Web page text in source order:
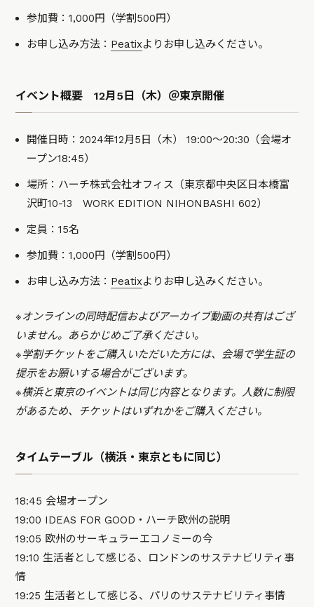
参加費：1,000円（学割500円）
お申し込み方法： Peatixよりお申し込みください。
イベント概要 12月5日（木）＠東京開催
開催日時：2024年12月5日（木） 19:00〜20:30（会場オ
ープン18:45）
場所：ハーチ株式会社オフィス（東京都中央区日本橋富
沢町10-13 WORK EDITION NIHONBASHI 602）
定員：15名
参加費：1,000円（学割500円）
お申し込み方法： Peatixよりお申し込みください。
※オンラインの同時配信およびアーカイブ動画の共有はござ
いません。あらかじめご了承ください。
※学割チケットをご購入いただいた方には、会場で学生証の
提示をお願いする場合がございます。
※横浜と東京のイベントは同じ内容となります。人数に制限
があるため、チケットはいずれかをご購入ください。
タイムテーブル（横浜・東京ともに同じ）
18:45 会場オープン
19:00 IDEAS FOR GOOD・ハーチ欧州の説明
19:05 欧州のサーキュラーエコノミーの今
19:10 生活者として感じる、ロンドンのサステナビリティ事
情
19:25 生活者として感じる、パリのサステナビリティ事情